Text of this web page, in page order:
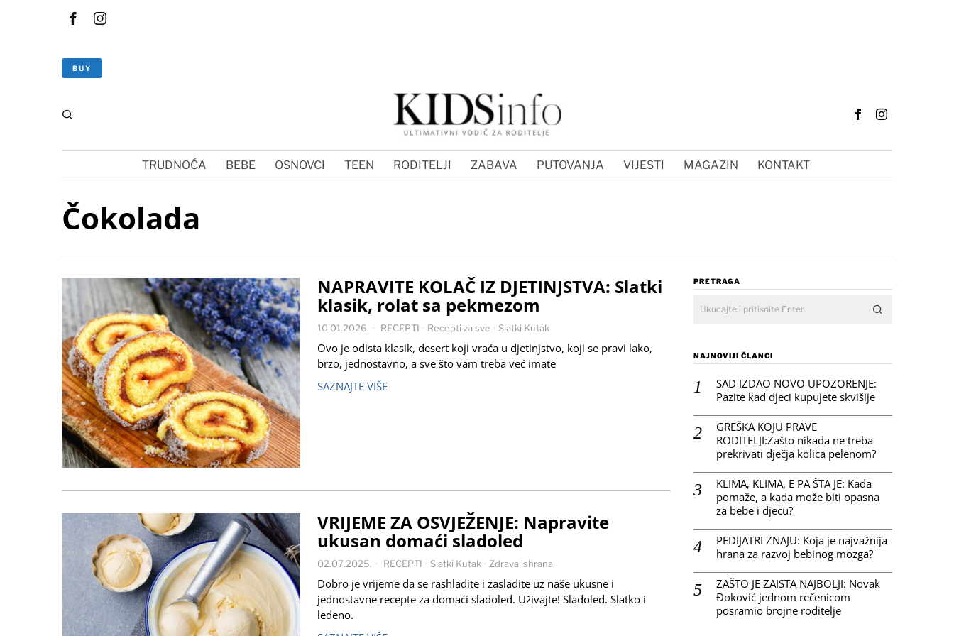
BUY
TRUDNOĆA BEBE OSNOVCI TEEN RODITELJI ZABAVA PUTOVANJA VIJESTI MAGAZIN KONTAKT
Čokolada
NAPRAVITE KOLAČ IZ DJETINJSTVA: Slatki
klasik, rolat sa pekmezom
10.01.2026. RECEPTI · Recepti za sve · Slatki Kutak
Ovo je odista klasik, desert koji vraća u djetinjstvo, koji se pravi lako,
brzo, jednostavno, a sve što vam treba već imate
SAZNAJTE VIŠE
VRIJEME ZA OSVJEŽENJE: Napravite
ukusan domaći sladoled
02.07.2025. RECEPTI · Slatki Kutak · Zdrava ishrana
Dobro je vrijeme da se rashladite i zasladite uz naše ukusne i
jednostavne recepte za domaći sladoled. Uživajte! Sladoled. Slatko i
ledeno.
PRETRAGA
NAJNOVIJI ČLANCI
SAD IZDAO NOVO UPOZORENJE:
Pazite kad djeci kupujete skvišije
GREŠKA KOJU PRAVE
RODITELJI:Zašto nikada ne treba
prekrivati dječja kolica pelenom?
KLIMA, KLIMA, E PA ŠTA JE: Kada
pomaže, a kada može biti opasna
za bebe i djecu?
PEDIJATRI ZNAJU: Koja je najvažnija
hrana za razvoj bebinog mozga?
ZAŠTO JE ZAISTA NAJBOLJI: Novak
Đoković jednom rečenicom
posramio brojne roditelje